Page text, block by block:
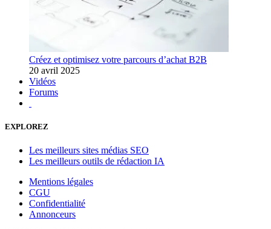
Créez et optimisez votre parcours d’achat B2B
20 avril 2025
Vidéos
Forums
EXPLOREZ
Les meilleurs sites médias SEO
Les meilleurs outils de rédaction IA
Mentions légales
CGU
Confidentialité
Annonceurs